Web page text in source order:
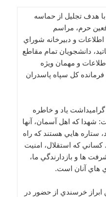
هدف تجليل از حماسه
حرم، مراسم
اطلاعات و دبيرخانه شوراي
دانشجويان تمام مقاطع
و مهمان ويژه
كل سپاه پاسدران
ياد و خاطره
شهدا كه اهل آسمان، آنها
ستاره هايي هستند كه راه
كه استقلال، امنيت
ها و بازدارندگي ما،
هاي آنان است.
خرسندي از حضور در